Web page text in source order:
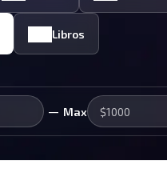
Libros
— Max